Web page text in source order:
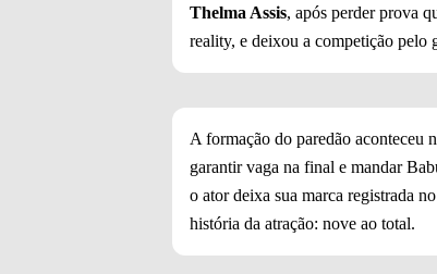
Thelma Assis, após perder prova
reality, e deixou a competição pelo
A formação do paredão aconteceu
garantir vaga na final e mandar
o ator deixa sua marca registrada
história da atração: nove ao total.